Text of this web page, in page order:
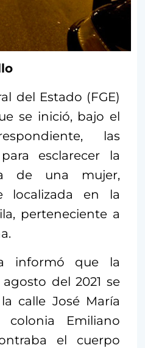
del Estado (FGE)
se inició, bajo el
las
esclarecer la
de una mujer,
localizada en la
perteneciente a
informó que la
del 2021 se
calle José María
Emiliano
el cuerpo